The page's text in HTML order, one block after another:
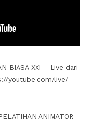
BIASA XXI – Live dari
youtube.com/live/-
ANIMATOR